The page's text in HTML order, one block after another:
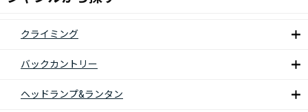
クライミング
バックカントリー
ヘッドランプ&ランタン